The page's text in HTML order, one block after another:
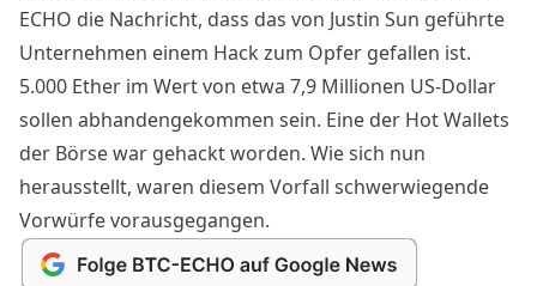
ECHO die Nachricht, dass das von Justin Sun geführte
Unternehmen einem Hack zum Opfer gefallen ist.
5.000 Ether im Wert von etwa 7,9 Millionen US-Dollar
sollen abhandengekommen sein. Eine der Hot Wallets
der Börse war gehackt worden. Wie sich nun
herausstellt, waren diesem Vorfall schwerwiegende
Vorwürfe vorausgegangen.